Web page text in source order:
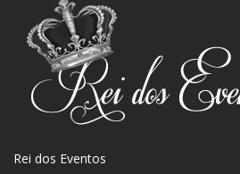
Rei dos Eventos